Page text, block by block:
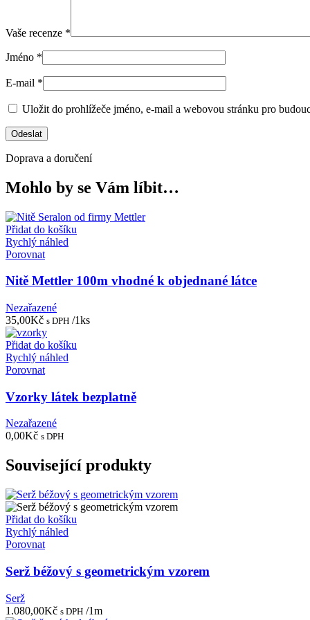
Vaše recenze *
Jméno *
E-mail *
Uložit do prohlížeče jméno, e-mail a webovou stránku pro
Doprava a doručení
Mohlo by se Vám líbit…
Přidat do košíku
Rychlý náhled
Porovnat
Nitě Mettler 100m vhodné k objednané látce
Nezařazené
35,00Kč s DPH /1ks
Přidat do košíku
Rychlý náhled
Porovnat
Vzorky látek bezplatně
Nezařazené
0,00Kč s DPH
Související produkty
Přidat do košíku
Rychlý náhled
Porovnat
Serž béžový s geometrickým vzorem
Serž
1.080,00Kč s DPH /1m